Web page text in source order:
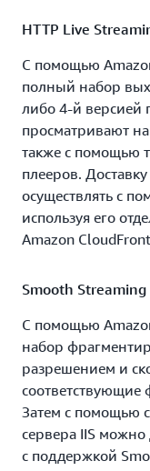
HTTP Live
С помощью
полный набор
либо 4-й версией
просматривают на
также с помощью
плееров.
осуществлять с
используя его
Amazon
Smooth Streaming
С помощью
набор
разрешением и
соответствующие
Затем с помощью
сервера IIS
с поддержкой